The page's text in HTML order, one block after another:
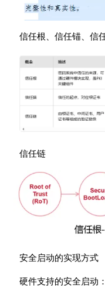
信任根、信任锚、信
信任链
安全启动的实现方式
硬件支持的安全启动：